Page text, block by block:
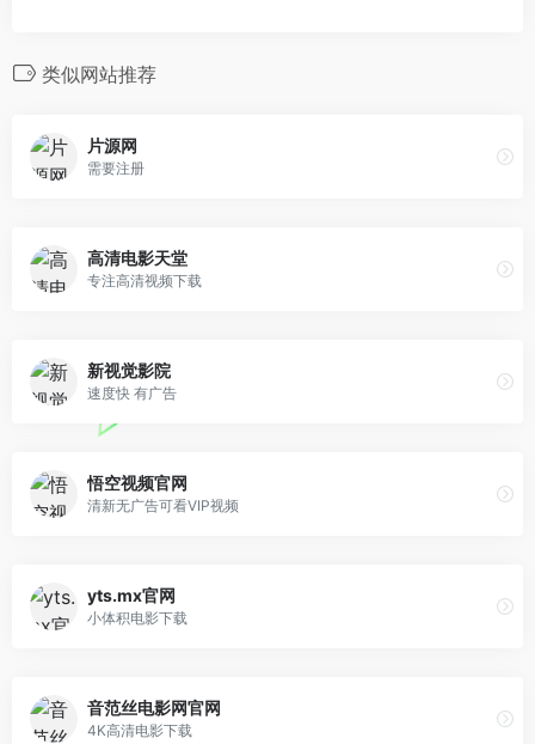
类似网站推荐
片源网
需要注册
高清电影天堂
专注高清视频下载
新视觉影院
速度快 有广告
悟空视频官网
清新无广告可看VIP视频
yts.mx官网
小体积电影下载
音范丝电影网官网
4K高清电影下载